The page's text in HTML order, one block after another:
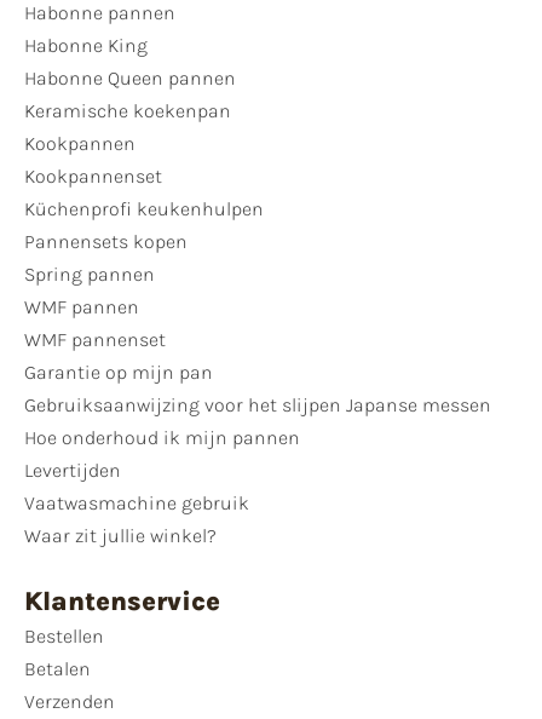
Habonne pannen
Habonne King
Habonne Queen pannen
Keramische koekenpan
Kookpannen
Kookpannenset
Küchenprofi keukenhulpen
Pannensets kopen
Spring pannen
WMF pannen
WMF pannenset
Garantie op mijn pan
Gebruiksaanwijzing voor het slijpen Japanse messen
Hoe onderhoud ik mijn pannen
Levertijden
Vaatwasmachine gebruik
Waar zit jullie winkel?
Klantenservice
Bestellen
Betalen
Verzenden